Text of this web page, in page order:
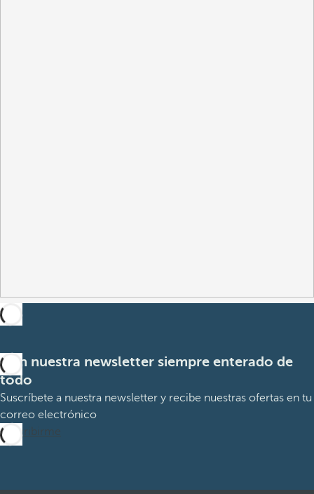
Con nuestra newsletter siempre enterado de
todo
Suscríbete a nuestra newsletter y recibe nuestras ofertas en tu
correo electrónico
Suscribirme